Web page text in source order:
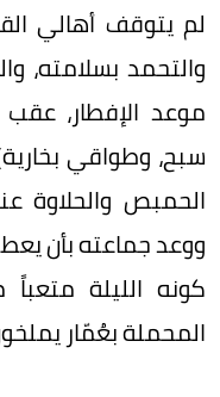
لم يتوقف أهالي
والتحمد بسلامته،
موعد الإفطار،
سبح، وطواقي
الحمبص والحلاوة
ووعد جماعته بأن
كونه الليلة
المحملة بعُمّار